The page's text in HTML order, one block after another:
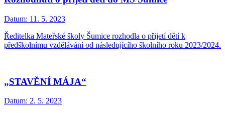
Datum: 11. 5. 2023
Ředitelka Mateřské školy Šumice rozhodla o přijetí dětí k
předškolnímu vzdělávání od následujícího školního roku 2023/2024.
„STAVĚNÍ MÁJA“
Datum: 2. 5. 2023